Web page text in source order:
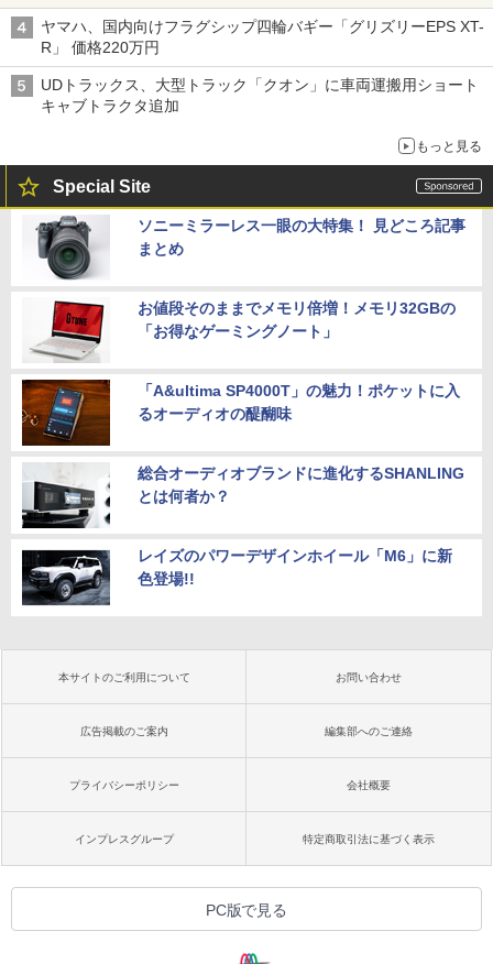
バス
ヤマハ、国内向けフラグシップ四輪バギー「グリズリーEPS XT-
R」 価格220万円
UDトラックス、大型トラック「クオン」に車両運搬用ショート
キャブトラクタ追加
もっと見る
Special Site
ソニーミラーレス一眼の大特集！ 見どころ記事
まとめ
お値段そのままでメモリ倍増！メモリ32GBの
「お得なゲーミングノート」
「A&ultima SP4000T」の魅力！ポケットに入
るオーディオの醍醐味
総合オーディオブランドに進化するSHANLING
とは何者か？
レイズのパワーデザインホイール「M6」に新
色登場!!
本サイトのご利用について お問い合わせ
広告掲載のご案内 編集部へのご連絡
プライバシーポリシー 会社概要
インプレスグループ 特定商取引法に基づく表示
PC版で見る